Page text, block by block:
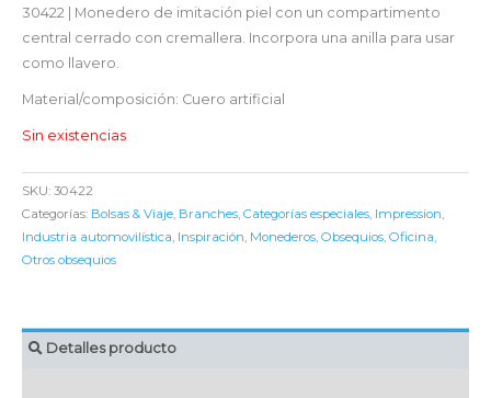
30422 | Monedero de imitación piel con un compartimento
central cerrado con cremallera. Incorpora una anilla para usar
como llavero.
Material/composición: Cuero artificial
Sin existencias
SKU: 30422
Categorías: Bolsas & Viaje, Branches, Categorías especiales, Impression,
Industria automovilística, Inspiración, Monederos, Obsequios, Oficina,
Otros obsequios
Detalles producto